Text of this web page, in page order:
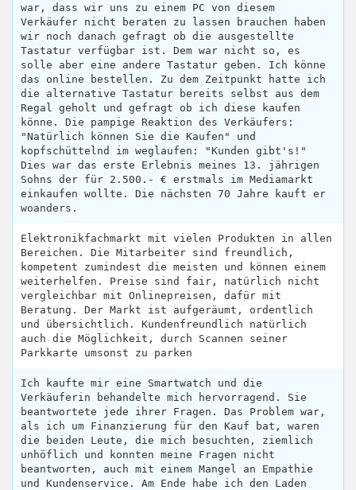
war, dass wir uns zu einem PC von diesem
Verkäufer nicht beraten zu lassen brauchen haben
wir noch danach gefragt ob die ausgestellte
Tastatur verfügbar ist. Dem war nicht so, es
solle aber eine andere Tastatur geben. Ich könne
das online bestellen. Zu dem Zeitpunkt hatte ich
die alternative Tastatur bereits selbst aus dem
Regal geholt und gefragt ob ich diese kaufen
könne. Die pampige Reaktion des Verkäufers:
"Natürlich können Sie die Kaufen" und
kopfschüttelnd im weglaufen: "Kunden gibt's!"
Dies war das erste Erlebnis meines 13. jährigen
Sohns der für 2.500.- € erstmals im Mediamarkt
einkaufen wollte. Die nächsten 70 Jahre kauft er
woanders.
Elektronikfachmarkt mit vielen Produkten in allen
Bereichen. Die Mitarbeiter sind freundlich,
kompetent zumindest die meisten und können einem
weiterhelfen. Preise sind fair, natürlich nicht
vergleichbar mit Onlinepreisen, dafür mit
Beratung. Der Markt ist aufgeräumt, ordentlich
und übersichtlich. Kundenfreundlich natürlich
auch die Möglichkeit, durch Scannen seiner
Parkkarte umsonst zu parken
Ich kaufte mir eine Smartwatch und die
Verkäuferin behandelte mich hervorragend. Sie
beantwortete jede ihrer Fragen. Das Problem war,
als ich um Finanzierung für den Kauf bat, waren
die beiden Leute, die mich besuchten, ziemlich
unhöflich und konnten meine Fragen nicht
beantworten, auch mit einem Mangel an Empathie
und Kundenservice. Am Ende habe ich den Laden